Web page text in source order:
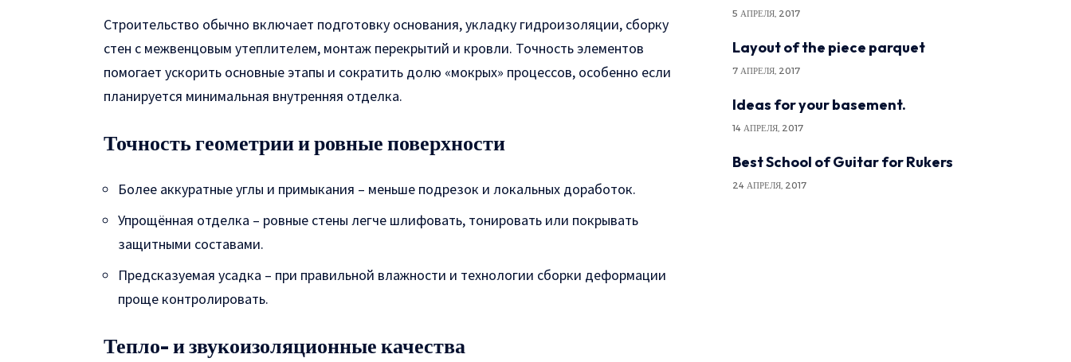
Строительство обычно включает подготовку основания, укладку гидроизоляции, сборку
стен с межвенцовым утеплителем, монтаж перекрытий и кровли. Точность элементов
помогает ускорить основные этапы и сократить долю «мокрых» процессов, особенно если
планируется минимальная внутренняя отделка.
Точность геометрии и ровные поверхности
Более аккуратные углы и примыкания – меньше подрезок и локальных доработок.
Упрощённая отделка – ровные стены легче шлифовать, тонировать или покрывать
защитными составами.
Предсказуемая усадка – при правильной влажности и технологии сборки деформации
проще контролировать.
Тепло- и звукоизоляционные качества
5 АПРЕЛЯ, 2017
Layout of the piece parquet
7 АПРЕЛЯ, 2017
Ideas for your basement.
14 АПРЕЛЯ, 2017
Best School of Guitar for Rukers
24 АПРЕЛЯ, 2017